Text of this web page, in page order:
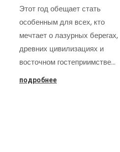
Этот год обещает стать
особенным для всех, кто
мечтает о лазурных берегах,
древних цивилизациях и
восточном гостеприимстве…
подробнее